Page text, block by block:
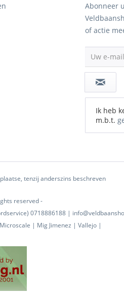
Abonneer
of actie
Uw e-
Ik heb
m.b.t.
tenzij anderszins beschreven
reserved -
0718886188 |
| Mig Jimenez | Vallejo |